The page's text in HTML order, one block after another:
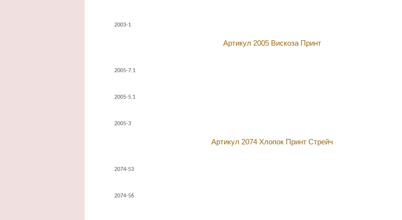
2003-1
Артикул 2005 Вискоза Принт
2005-7.1
2005-5.1
2005-3
Артикул 2074 Хлопок Принт Стрейч
2074-53
2074-56